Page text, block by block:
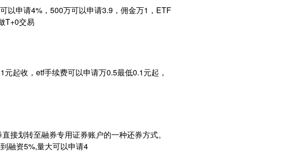
以申请4%，500万可以申请3.9，佣金万1，ETF
T+0交易
起收，etf手续费可以申请万0.5最低0.1元起，
接划转至融券专用证券账户的一种还券方式。
融资5%,量大可以申请4